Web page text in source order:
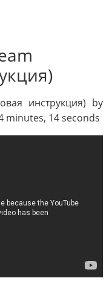
инструкция) by
minutes, 14 seconds